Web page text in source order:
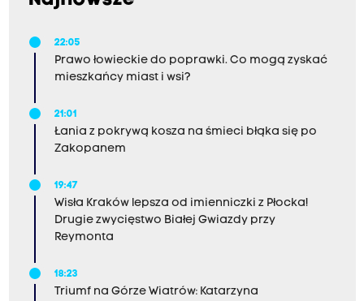
22:05
Prawo łowieckie do poprawki. Co mogą zyskać
mieszkańcy miast i wsi?
21:01
Łania z pokrywą kosza na śmieci błąka się po
Zakopanem
19:47
Wisła Kraków lepsza od imienniczki z Płocka!
Drugie zwycięstwo Białej Gwiazdy przy
Reymonta
18:23
Triumf na Górze Wiatrów: Katarzyna